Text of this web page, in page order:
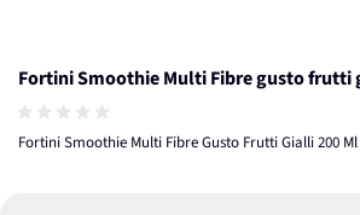
Fortini Smoothie Multi Fibre gusto frutti
Fortini Smoothie Multi Fibre Gusto Frutti Gialli 200 Ml